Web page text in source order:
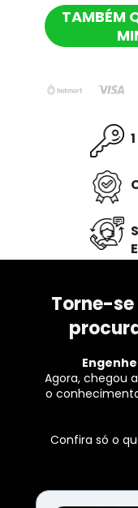
TAMBÉM
Torne-
Agora, chegou
o
Confira só o